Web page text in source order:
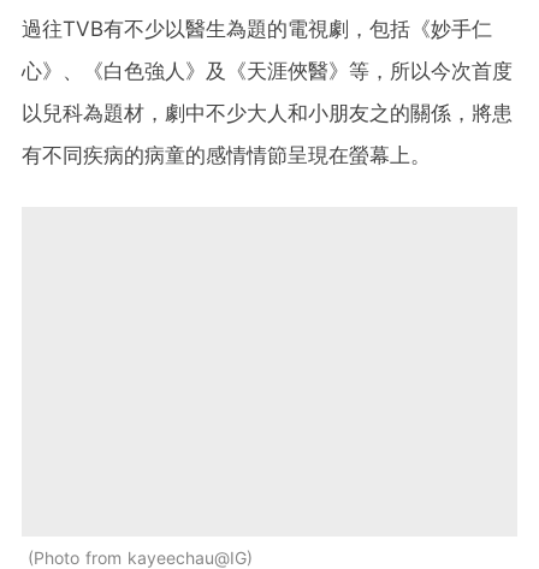
過往TVB有不少以醫生為題的電視劇，包括《妙手仁
心》、《白色強人》及《天涯俠醫》等，所以今次首度
以兒科為題材，劇中不少大人和小朋友之的關係，將患
有不同疾病的病童的感情情節呈現在螢幕上。
Photo from kayeechau@IG